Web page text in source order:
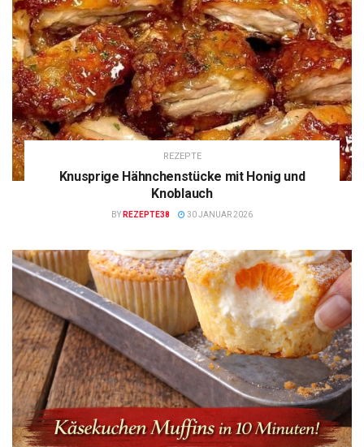
REZEPTE
Knusprige Hähnchenstücke mit Honig und
Knoblauch
BY REZEPTE38 30 JANUAR 2026